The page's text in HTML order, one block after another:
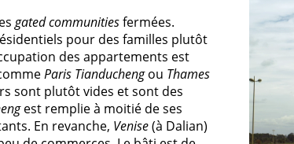
gated communitiesfermées.
pour des familles plutôt
des appartements est
Paris Tianduchengou Thames
sont plutôt vides et sont des
est remplie à moitié de ses
En revanche, Venise(à Dalian)